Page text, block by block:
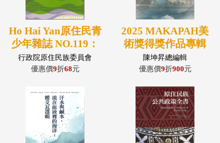
Ho Hai Yan原住民青
少年雜誌 NO.119：
誰說原住民不懂金
融? 我們用自己的方
行政院原住民族委員會
優惠價9折68元
2025 MAKAPAH美
術獎得獎作品專輯
(攝影類/繪畫類)(精
裝兩冊不分售)
陳坤昇總編輯
優惠價9折900元